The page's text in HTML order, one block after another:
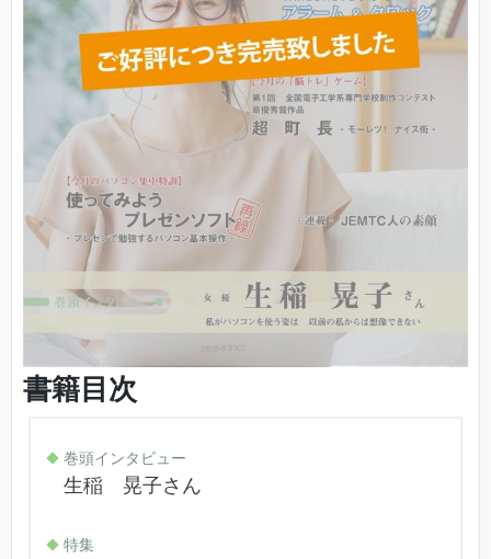
書籍目次
巻頭インタビュー
生稲 晃子さん
特集